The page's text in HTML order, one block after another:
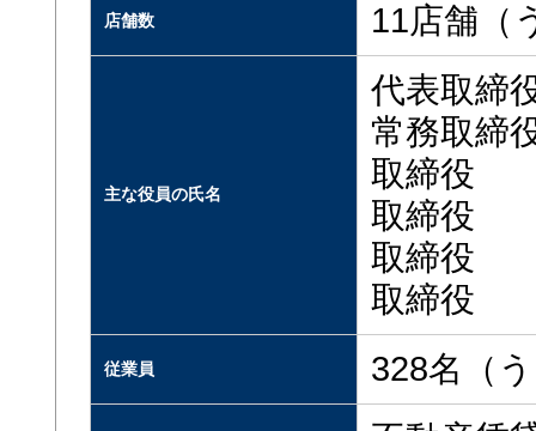
店舗数 11店舗（
主な役員の氏名
代表取
常務取
取締役
取締役
取締役
取締役
従業員 328名（